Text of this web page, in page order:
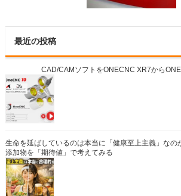
最近の投稿
CAD/CAMソフトをONECNC XR7から
生命を延ばしているのは本当に「健康至上主義」な
添加物を「期待値」で考えてみる